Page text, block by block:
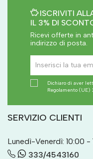
ISCRIVITI
IL 3% DI
Ricevi offerte in
indirizzo di posta.
Dichiaro di aver
Regolamento (UE)
SERVIZIO CLIENTI
Lunedì-Venerdì: 10:00 -
333/4543160